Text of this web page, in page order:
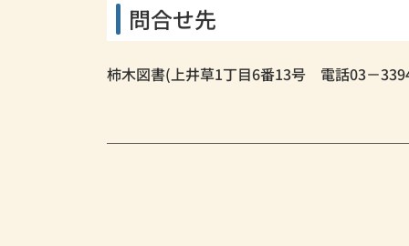
問合せ先
柿木図書(上井草1丁目6番13号 電話03－